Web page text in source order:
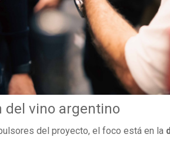
del vino argentino
del proyecto, el foco está en la